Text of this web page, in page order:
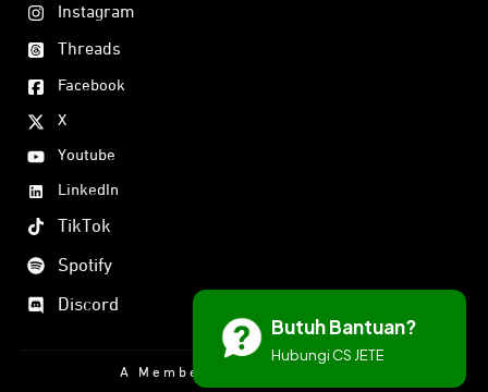
Instagram
Threads
Facebook
X
Youtube
LinkedIn
TikTok
Spotify
Discord
A Member Of DORAN GROUP
Butuh Bantuan?
Hubungi CS JETE